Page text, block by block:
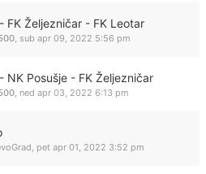
FK Željezničar - FK Leotar
, sub apr 09, 2022 5:56 pm
NK Posušje - FK Željezničar
, ned apr 03, 2022 6:13 pm
, pet apr 01, 2022 3:52 pm